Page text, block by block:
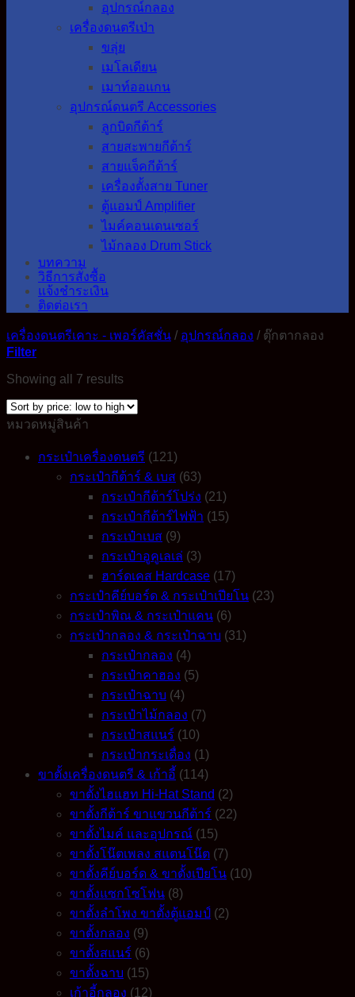
อุปกรณ์กลอง
เครื่องดนตรีเป่า
ขลุ่ย
เมโลเดียน
เมาท์ออแกน
อุปกรณ์ดนตรี Accessories
ลูกบิดกีต้าร์
สายสะพายกีต้าร์
สายแจ็คกีต้าร์
เครื่องตั้งสาย Tuner
ตู้แอมป์ Amplifier
ไมค์คอนเดนเซอร์
ไม้กลอง Drum Stick
บทความ
วิธีการสั่งซื้อ
แจ้งชำระเงิน
ติดต่อเรา
เครื่องดนตรีเคาะ - เพอร์คัสชั่น / อุปกรณ์กลอง / ตุ๊กตากลอง
Filter
Showing all 7 results
price:
high
หมวดหมู่สินค้า
กระเป๋าเครื่องดนตรี (121)
กระเป๋ากีต้าร์ & เบส (63)
กระเป๋ากีต้าร์โปร่ง (21)
กระเป๋ากีต้าร์ไฟฟ้า (15)
กระเป๋าเบส (9)
กระเป๋าอูคูเลเล่ (3)
ฮาร์ดเคส Hardcase (17)
กระเป๋าคีย์บอร์ด & กระเป๋าเปียโน (23)
กระเป๋าพิณ & กระเป๋าแคน (6)
กระเป๋ากลอง & กระเป๋าฉาบ (31)
กระเป๋ากลอง (4)
กระเป๋าคาฮอง (5)
กระเป๋าฉาบ (4)
กระเป๋าไม้กลอง (7)
กระเป๋าสแนร์ (10)
กระเป๋ากระเดื่อง (1)
ขาตั้งเครื่องดนตรี & เก้าอี้ (114)
ขาตั้งไฮแฮท Hi-Hat Stand (2)
ขาตั้งกีต้าร์ ขาแขวนกีต้าร์ (22)
ขาตั้งไมค์ และอุปกรณ์ (15)
ขาตั้งโน๊ตเพลง สแตนโน๊ต (7)
ขาตั้งคีย์บอร์ด & ขาตั้งเปียโน (10)
ขาตั้งแซกโซโฟน (8)
ขาตั้งลำโพง ขาตั้งตู้แอมป์ (2)
ขาตั้งกลอง (9)
ขาตั้งสแนร์ (6)
ขาตั้งฉาบ (15)
เก้าอี้กลอง (12)